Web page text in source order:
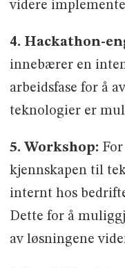
videre
4. Hackathon-
innebærer en
arbeidsfase for å
teknologier er
5. Workshop:
kjennskapen til
internt hos
Dette for å
av løsningene